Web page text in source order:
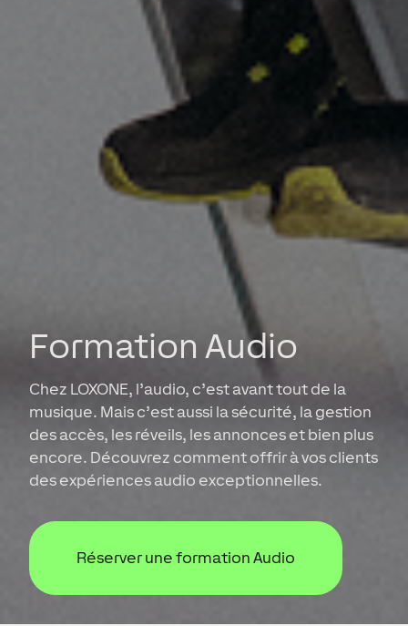
Formation Audio
Chez LOXONE, l’audio, c’est avant tout de la
musique. Mais c’est aussi la sécurité, la gestion
des accès, les réveils, les annonces et bien plus
encore. Découvrez comment offrir à vos clients
des expériences audio exceptionnelles.
Réserver une formation Audio